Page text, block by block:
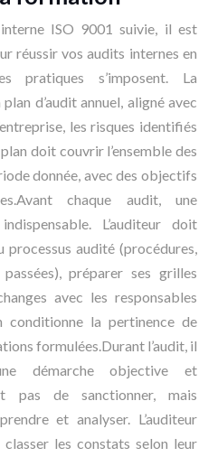
ISO 9001 suivie, il est
réussir vos audits internes en
pratiques s’imposent. La
d’audit annuel, aligné avec
les risques identifiés
doit couvrir l’ensemble des
donnée, avec des objectifs
chaque audit, une
L’auditeur doit
processus audité (procédures,
préparer ses grilles
avec les responsables
conditionne la pertinence de
formulées.Durant l’audit, il
démarche objective et
pas de sanctionner, mais
et analyser. L’auditeur
les constats selon leur